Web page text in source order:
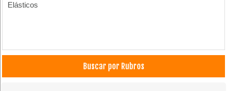
Elásticos
Buscar por Rubros